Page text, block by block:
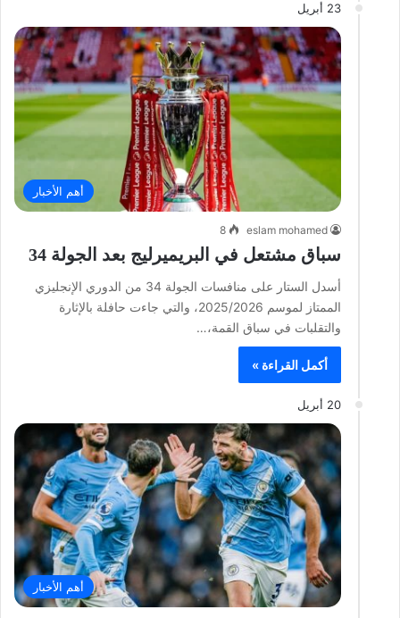
23 أبريل
أهم الأخبار
eslam mohamed
8
سباق مشتعل في البريميرليج بعد الجولة 34
أسدل الستار على منافسات الجولة 34 من الدوري الإنجليزي
الممتاز لموسم 2025/2026، والتي جاءت حافلة بالإثارة
والتقلبات في سباق القمة،…
أكمل القراءة »
20 أبريل
أهم الأخبار